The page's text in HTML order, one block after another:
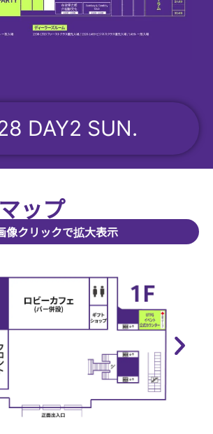
DAY2 SUN.
ップ
像クリックで拡大表示